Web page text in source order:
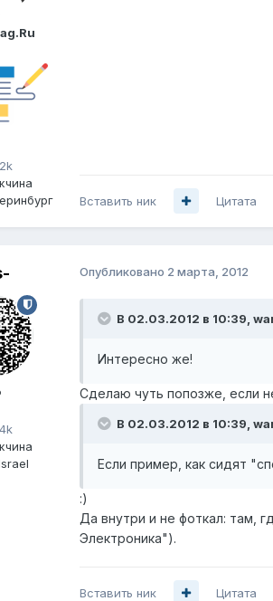
Вставить ник Цитата
Опубликовано 2 марта, 2012
В 02.03.2012 в 10:39,
Интересно же!
Сделаю чуть попозже, если
В 02.03.2012 в 10:39,
Если пример, как сидят
:)
Да внутри и не фоткал: там,
Электроника").
Вставить ник Цитата